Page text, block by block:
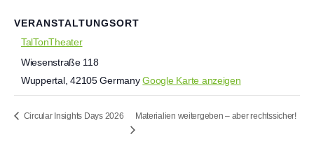
VERANSTALTUNGSORT
TalTonTheater
Wiesenstraße 118
Wuppertal, 42105 Germany Google Karte anzeigen
Circular Insights Days 2026 Materialien weitergeben – aber rechtssicher!